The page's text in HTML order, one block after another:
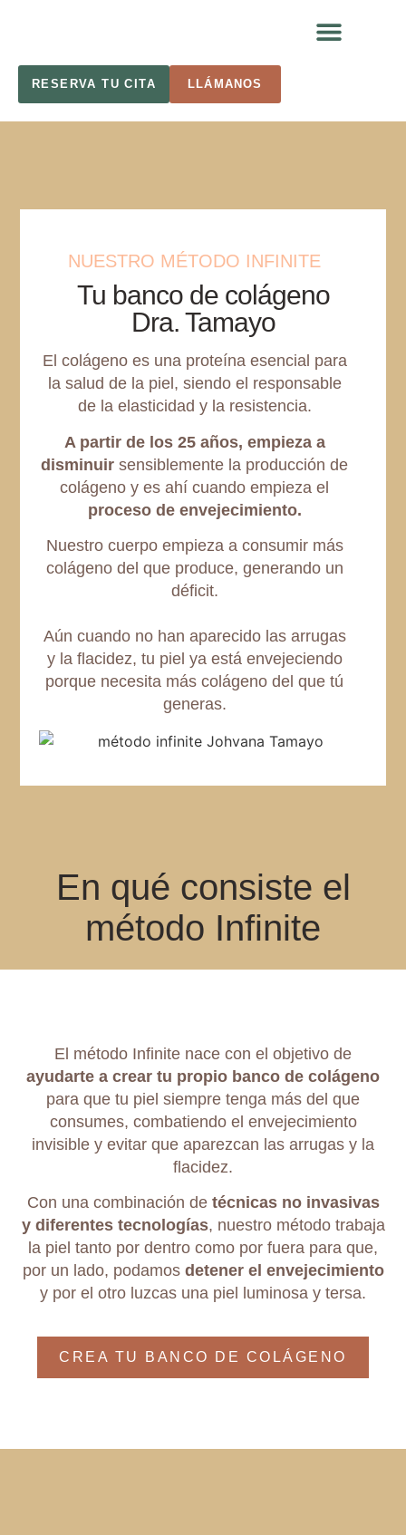
RESERVA TU CITA LLÁMANOS
NUESTRO MÉTODO INFINITE
Tu banco de colágeno
Dra. Tamayo
El colágeno es una proteína esencial para
la salud de la piel, siendo el responsable
de la elasticidad y la resistencia.
A partir de los 25 años, empieza a
disminuir sensiblemente la producción de
colágeno y es ahí cuando empieza el
proceso de envejecimiento.
Nuestro cuerpo empieza a consumir más
colágeno del que produce, generando un
déficit.
Aún cuando no han aparecido las arrugas
y la flacidez, tu piel ya está envejeciendo
porque necesita más colágeno del que tú
generas.
En qué consiste el
método Infinite
El método Infinite nace con el objetivo de
ayudarte a crear tu propio banco de colágeno
para que tu piel siempre tenga más del que
consumes, combatiendo el envejecimiento
invisible y evitar que aparezcan las arrugas y la
flacidez.
Con una combinación detécnicas no invasivas
y diferentes tecnologías, nuestro método trabaja
la piel tanto por dentro como por fuera para que,
por un lado, podamosdetener el envejecimiento
y por el otro luzcas una piel luminosa y tersa.
CREA TU BANCO DE COLÁGENO